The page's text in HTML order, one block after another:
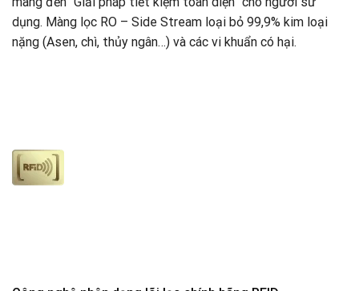
dụng. Màng lọc RO – Side Stream loại bỏ 99,9% kim loại
nặng (Asen, chì, thủy ngân…) và các vi khuẩn có hại.